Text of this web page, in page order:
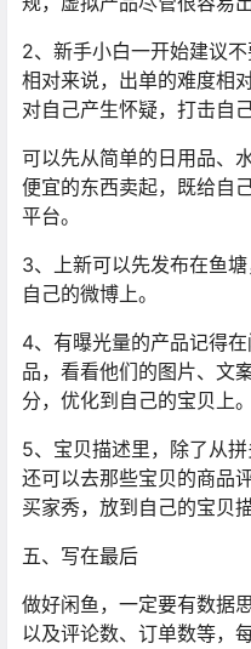
2、新手小白一开始建议
相对来说，出单的难度相
对自己产生怀疑，打击自
可以先从简单的日用品、
便宜的东西卖起，既给自
平台。
3、上新可以先发布在鱼
自己的微博上。
4、有曝光量的产品记得
品，看看他们的图片、文
分，优化到自己的宝贝上。
5、宝贝描述里，除了从拼
还可以去那些宝贝的商品
买家秀，放到自己的宝贝描
五、写在最后
做好闲鱼，一定要有数据
以及评论数、订单数等，